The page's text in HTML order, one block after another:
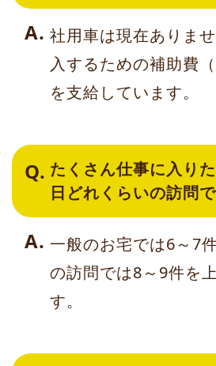
社用車は現在ありま
入するための補助費
を支給しています。
たくさん仕事に入り
日どれくらいの訪問
一般のお宅では6～7
の訪問では8～9件を
す。